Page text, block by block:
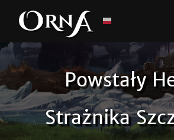
Powstały
Strażnika